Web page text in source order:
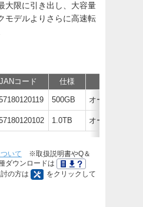
大限に引き出し、大容量
モデルよりさらに高速転
JANコード 仕様
500GB オープン価格
1.0TB オープン価格
いて ※取扱説明書やQ＆
ダウンロードは
の方は
をクリックして